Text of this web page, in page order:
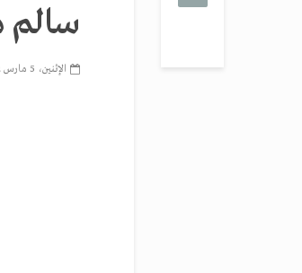
سالم
الإثنين، 5 مارس 2012، 11:59 ص